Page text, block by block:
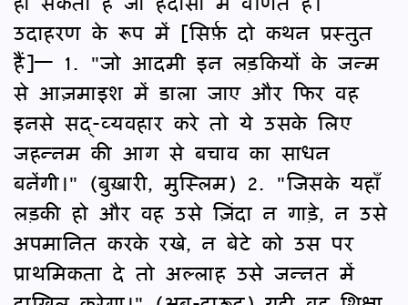
उदाहरण के रूप में [सिर्फ़ दो कथन प्रस्तुत
हैं]— 1. "जो आदमी इन लड़कियों के जन्म
से आज़माइश में डाला जाए और फिर वह
इनसे सद्-व्यवहार करे तो ये उसके लिए
जहन्नम की आग से बचाव का साधन
बनेंगी।" (बुख़ारी, मुस्लिम) 2. "जिसके यहाँ
लड़की हो और वह उसे ज़िंदा न गाड़े, न उसे
अपमानित करके रखे, न बेटे को उस पर
प्राथमिकता दे तो अल्लाह उसे जन्नत में